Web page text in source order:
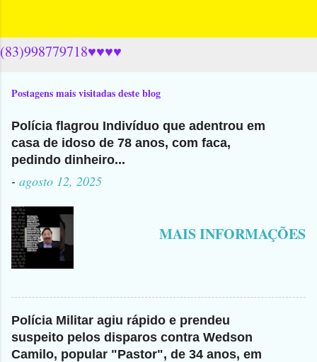
(83)998779718♥♥♥♥
Postagens mais visitadas deste blog
Polícia flagrou Indivíduo que adentrou em
casa de idoso de 78 anos, com faca,
pedindo dinheiro...
- agosto 12, 2025
MAIS INFORMAÇÕES
Polícia Militar agiu rápido e prendeu
suspeito pelos disparos contra Wedson
Camilo, popular "Pastor", de 34 anos, em